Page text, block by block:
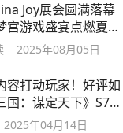
Joy展会圆满落幕
宫游戏盛宴点燃夏日
2025年08月05日
容打动玩家！好评如
国：谋定天下》S7赛
2025年04月14日